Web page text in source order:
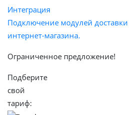
Интеграция
Подключение модулей
интернет-магазина.
Ограниченное предложение!
Подберите
свой
тариф: